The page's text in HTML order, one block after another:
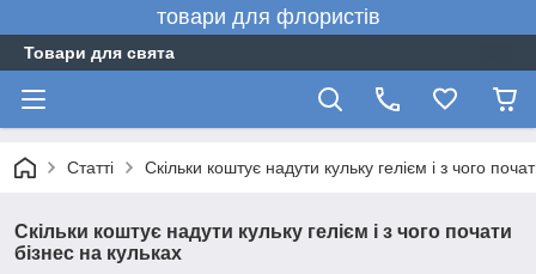
товари для флористів
Товари для свята
Статті Скільки коштує надути кульку гелієм і з чого
Скільки коштує надути кульку гелієм і з чого почати
бізнес на кульках